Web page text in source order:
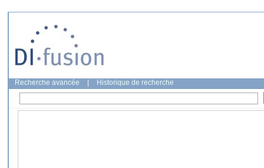
Recherche avancée Historique de recherche